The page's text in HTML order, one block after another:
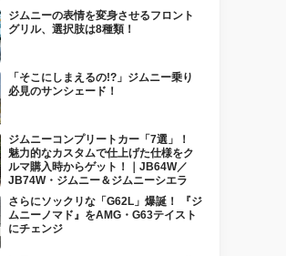
ジムニーの表情を変身させるフロント
グリル、選択肢は8種類！
「そこにしまえるの!?」ジムニー乗り
必見のサンシェード！
ジムニーコンプリートカー「7選」！
魅力的なカスタムで仕上げた仕様をク
ルマ購入時からゲット！｜JB64W／
JB74W・ジムニー＆ジムニーシエラ
さらにソックリな「G62L」爆誕！ 『ジ
ムニーノマド』をAMG・G63テイスト
にチェンジ